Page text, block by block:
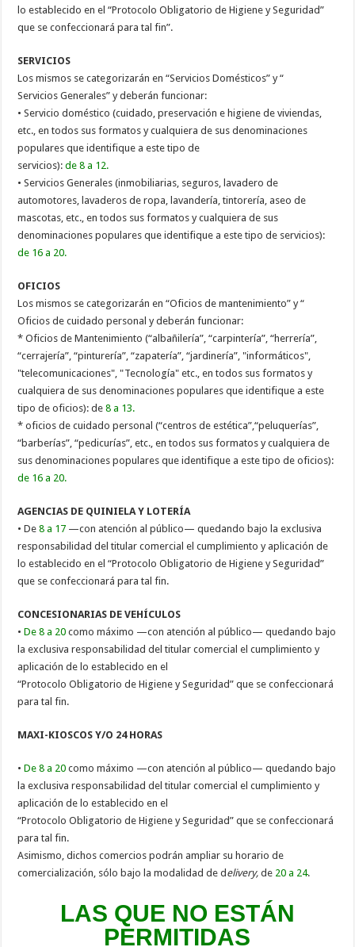
lo establecido en el “Protocolo Obligatorio de Higiene y Seguridad”
que se confeccionará para tal fin”.
SERVICIOS
Los mismos se categorizarán en “Servicios Domésticos” y “
Servicios Generales” y deberán funcionar:
• Servicio doméstico (cuidado, preservación e higiene de viviendas,
etc., en todos sus formatos y cualquiera de sus denominaciones
populares que identifique a este tipo de
servicios):de 8 a 12.
• Servicios Generales (inmobiliarias, seguros, lavadero de
automotores, lavaderos de ropa, lavandería, tintorería, aseo de
mascotas, etc., en todos sus formatos y cualquiera de sus
denominaciones populares que identifique a este tipo de servicios):
de 16 a 20.
OFICIOS
Los mismos se categorizarán en “Oficios de mantenimiento” y “
Oficios de cuidado personal y deberán funcionar:
* Oficios de Mantenimiento (“albañilería”, “carpintería”, “herrería”,
“cerrajería”, “pinturería”, “zapatería”, “jardinería”, "informáticos",
"telecomunicaciones", "Tecnología" etc., en todos sus formatos y
cualquiera de sus denominaciones populares que identifique a este
tipo de oficios): de8 a 13.
* oficios de cuidado personal (“centros de estética”,“peluquerías”,
“barberías”, “pedicurías”, etc., en todos sus formatos y cualquiera de
sus denominaciones populares que identifique a este tipo de oficios):
de 16 a 20.
AGENCIAS DE QUINIELA Y LOTERÍA
• De8 a 17 —con atención al público— quedando bajo la exclusiva
responsabilidad del titular comercial el cumplimiento y aplicación de
lo establecido en el “Protocolo Obligatorio de Higiene y Seguridad”
que se confeccionará para tal fin.
CONCESIONARIAS DE VEHÍCULOS
•De 8 a 20 como máximo —con atención al público— quedando bajo
la exclusiva responsabilidad del titular comercial el cumplimiento y
aplicación de lo establecido en el
“Protocolo Obligatorio de Higiene y Seguridad” que se confeccionará
para tal fin.
MAXI-KIOSCOS Y/O 24 HORAS
•De 8 a 20 como máximo —con atención al público— quedando bajo
la exclusiva responsabilidad del titular comercial el cumplimiento y
aplicación de lo establecido en el
“Protocolo Obligatorio de Higiene y Seguridad” que se confeccionará
para tal fin.
Asimismo, dichos comercios podrán ampliar su horario de
comercialización, sólo bajo la modalidad de d elivery, de 20 a 24.
LAS QUE NO ESTÁN
PERMITIDAS